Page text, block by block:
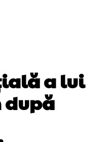
a lui
după